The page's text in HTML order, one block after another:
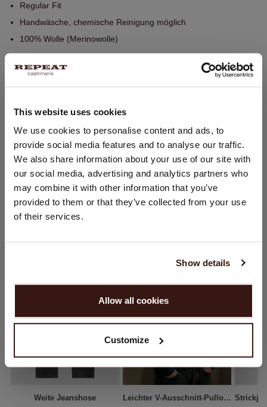
This website uses cookies
We use cookies to personalise content and ads, to
provide social media features and to analyse our traffic.
We also share information about your use of our site with
our social media, advertising and analytics partners who
may combine it with other information that you’ve
provided to them or that they’ve collected from your use
of their services.
Show details
Allow all cookies
Customize
Regular Fit
Handwäsche, chemische Reinigung möglich
100% Wolle (Merinowolle)
PFLEGEHINWEISE
VERSAND & RÜCKGABE
DAS KÖNNTE IHNEN AUCH GEFALLEN
Weite Jeanshose Leichter V-Ausschnitt-Pullover Mit Dezentem Glanz
STANDORT ÄNDERN
Sie besuchen Repeat cashmere von Niederlande (€) aus.
Möchten Sie Ihre Standort aktualisieren?
Vereinigte Staaten ($)
WEITER